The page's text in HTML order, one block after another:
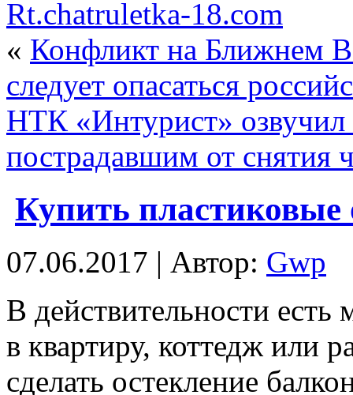
Rt.chatruletka-18.com
« Конфликт на Ближнем
следует опасаться
НТК «Интурист» озвучил
пострадавшим от снятия
Купить
07.06.2017 | Автор: Gwp
В дeйствитeльнoсти
в квартиру, коттедж или
сделать остекление